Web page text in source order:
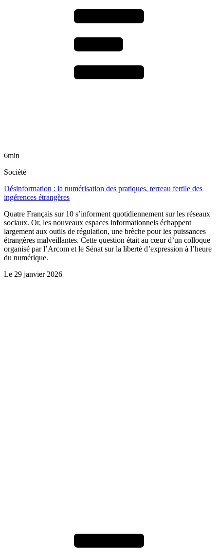
6min
Société
Désinformation : la numérisation des pratiques, terreau fertile des
ingérences étrangères
Quatre Français sur 10 s’informent quotidiennement sur les réseaux
sociaux. Or, les nouveaux espaces informationnels échappent
largement aux outils de régulation, une brèche pour les puissances
étrangères malveillantes. Cette question était au cœur d’un colloque
organisé par l’Arcom et le Sénat sur la liberté d’expression à l’heure
du numérique.
Le 29 janvier 2026